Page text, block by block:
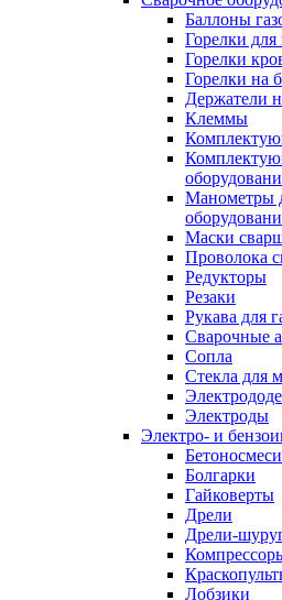
Баллоны
Горелки для
Горелки
Горелки на
Держатели
Клеммы
Манометры
Маски
Проволока
Редукторы
Резаки
Рукава для
Сварочные
Сопла
Стекла для
Электроды
Электро- и
Болгарки
Гайковерты
Дрели
Дрели-
Лобзики